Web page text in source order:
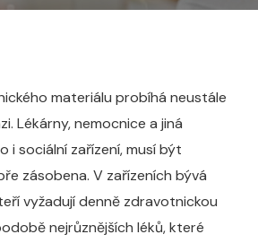
materiálu probíhá neustále
Lékárny, nemocnice a jiná
i sociální zařízení, musí být
zásobena. V zařízeních bývá
vyžadují denně zdravotnickou
nejrůznějších léků, které